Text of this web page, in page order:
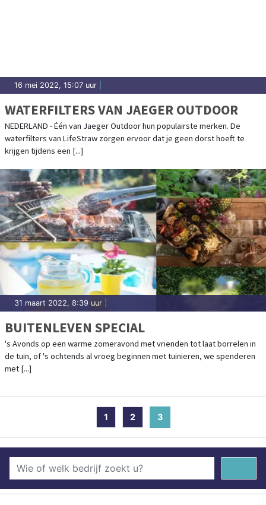
16 mei 2022, 15:07 uur
WATERFILTERS VAN JAEGER OUTDOOR
NEDERLAND - Één van Jaeger Outdoor hun populairste merken. De
waterfilters van LifeStraw zorgen ervoor dat je geen dorst hoeft te
krijgen tijdens een [...]
31 maart 2022, 8:39 uur
BUITENLEVEN SPECIAL
's Avonds op een warme zomeravond met vrienden tot laat borrelen in
de tuin, of 's ochtends al vroeg beginnen met tuinieren, we spenderen
met [...]
1 2 3(current)